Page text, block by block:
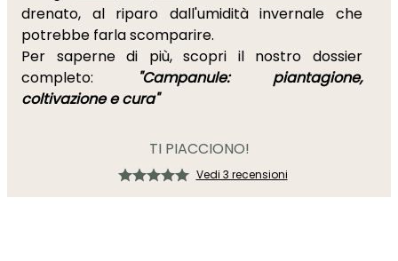
drenato, al riparo dall'umidità invernale che
potrebbe farla scomparire.
Per saperne di più, scopri il nostro dossier
completo:
"Campanule: piantagione,
coltivazione e cura"
TI PIACCIONO!
Vedi 3 recensioni